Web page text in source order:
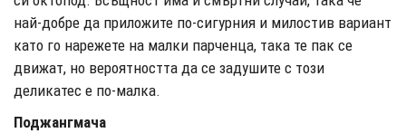
най-добре да приложите по-сигурния и милостив вариант
като го нарежете на малки парченца, така те пак се
движат, но вероятността да се задушите с този
деликатес е по-малка.
Поджангмача